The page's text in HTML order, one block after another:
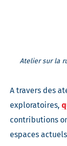
Atelier sur la
A travers des
exploratoires,
contributions
espaces